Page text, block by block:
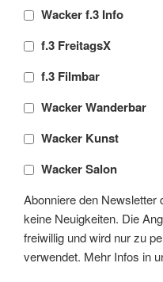
Wacker f.3 Info
f.3 FreitagsX
f.3 Filmbar
Wacker Wanderbar
Wacker Kunst
Wacker Salon
Abonniere den Newsletter
keine Neuigkeiten. Die
freiwillig und wird nur zu
verwendet. Mehr Infos in